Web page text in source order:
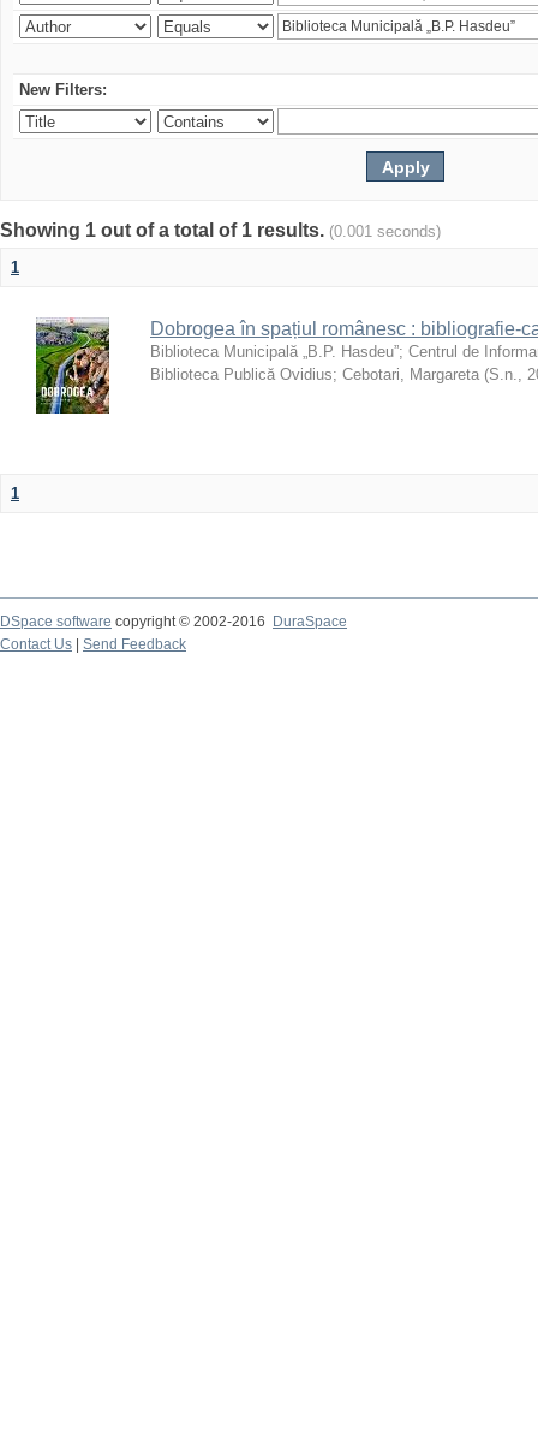
New Filters:
Showing 1 out of a total of 1 results. (0.001 seconds)
1
Dobrogea în spațiul românesc : bibliografie-
Biblioteca Municipală „B.P. Hasdeu”; Centrul de
Biblioteca Publică Ovidius; Cebotari, Margareta (S.n.,
1
DSpace software copyright © 2002-2016
DuraSpace
Contact Us
Send Feedback